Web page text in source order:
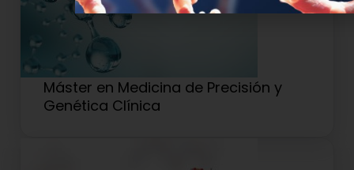
Máster en Medicina de Precisión y
Genética Clínica